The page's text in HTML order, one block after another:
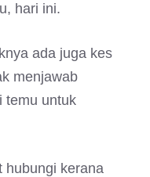
hari ini.
ada juga kes
menjawab
temu untuk
hubungi kerana